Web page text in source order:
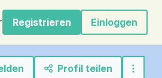
Registrieren Einloggen
Profil teilen